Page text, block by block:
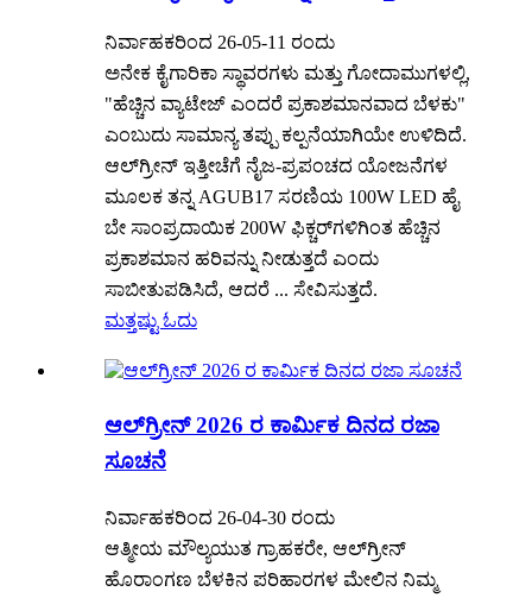
ನಿರ್ವಾಹಕರಿಂದ 26-05-11 ರಂದು
ಅನೇಕ ಕೈಗಾರಿಕಾ ಸ್ಥಾವರಗಳು ಮತ್ತು ಗೋದಾಮುಗಳಲ್ಲಿ,
"ಹೆಚ್ಚಿನ ವ್ಯಾಟೇಜ್ ಎಂದರೆ ಪ್ರಕಾಶಮಾನವಾದ ಬೆಳಕು"
ಎಂಬುದು ಸಾಮಾನ್ಯ ತಪ್ಪು ಕಲ್ಪನೆಯಾಗಿಯೇ ಉಳಿದಿದೆ.
ಆಲ್‌ಗ್ರೀನ್ ಇತ್ತೀಚೆಗೆ ನೈಜ-ಪ್ರಪಂಚದ ಯೋಜನೆಗಳ
ಮೂಲಕ ತನ್ನ AGUB17 ಸರಣಿಯ 100W LED ಹೈ
ಬೇ ಸಾಂಪ್ರದಾಯಿಕ 200W ಫಿಕ್ಚರ್‌ಗಳಿಗಿಂತ ಹೆಚ್ಚಿನ
ಪ್ರಕಾಶಮಾನ ಹರಿವನ್ನು ನೀಡುತ್ತದೆ ಎಂದು
ಸಾಬೀತುಪಡಿಸಿದೆ, ಆದರೆ ... ಸೇವಿಸುತ್ತದೆ.
ಮತ್ತಷ್ಟು ಓದು
ಆಲ್‌ಗ್ರೀನ್ 2026 ರ ಕಾರ್ಮಿಕ ದಿನದ ರಜಾ
ಸೂಚನೆ
ನಿರ್ವಾಹಕರಿಂದ 26-04-30 ರಂದು
ಆತ್ಮೀಯ ಮೌಲ್ಯಯುತ ಗ್ರಾಹಕರೇ, ಆಲ್‌ಗ್ರೀನ್
ಹೊರಾಂಗಣ ಬೆಳಕಿನ ಪರಿಹಾರಗಳ ಮೇಲಿನ ನಿಮ್ಮ